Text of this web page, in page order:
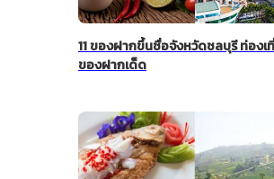
11 ของฝากขึ้นชื่อจังหวัดชลบุรี ท่องเ
ของฝากเด็ด